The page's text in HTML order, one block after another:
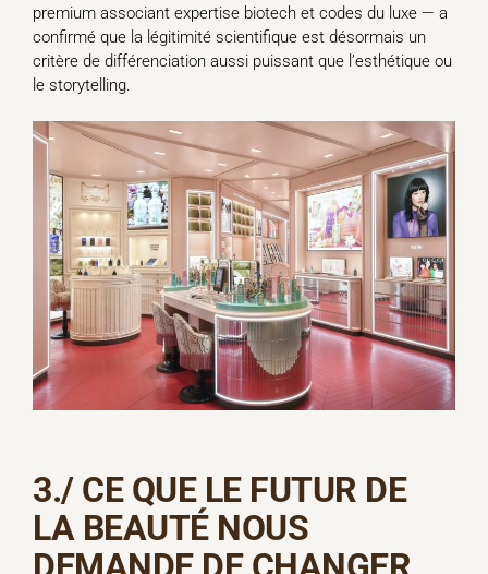
premium associant expertise biotech et codes du luxe — a
confirmé que la légitimité scientifique est désormais un
critère de différenciation aussi puissant que l’esthétique ou
le storytelling.
3./ CE QUE LE FUTUR DE
LA BEAUTÉ NOUS